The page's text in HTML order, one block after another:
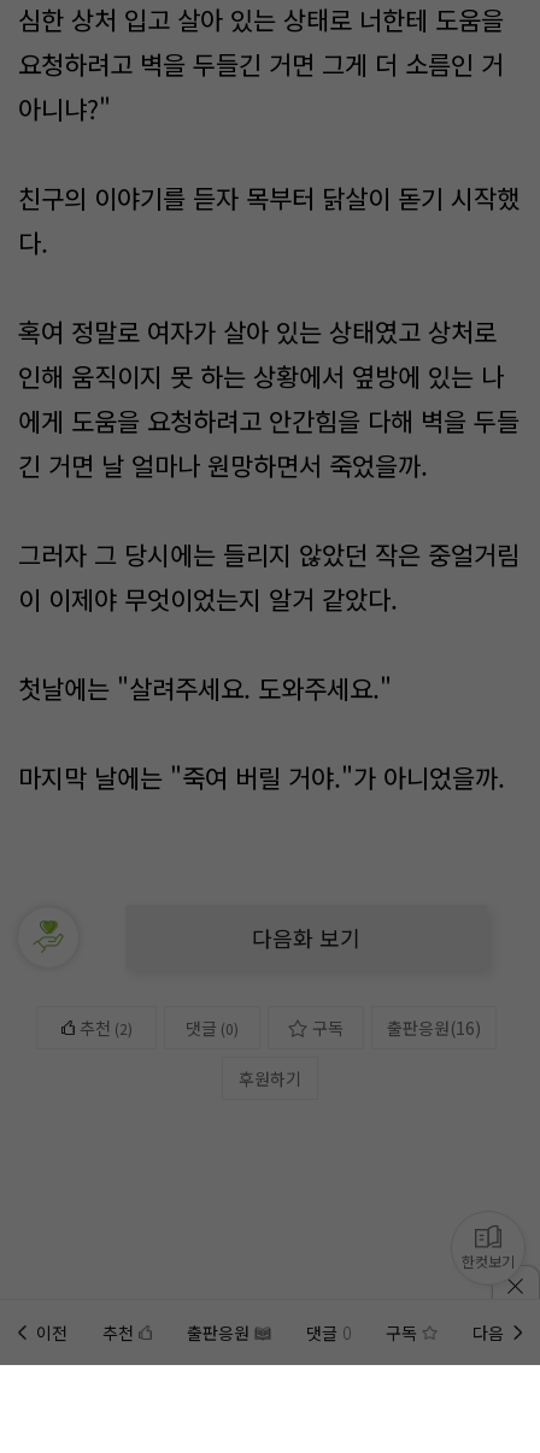
심한 상처 입고 살아 있는 상태로 너한테 도움을
요청하려고 벽을 두들긴 거면 그게 더 소름인 거
아니냐?"
친구의 이야기를 듣자 목부터 닭살이 돋기 시작했
다.
혹여 정말로 여자가 살아 있는 상태였고 상처로
인해 움직이지 못 하는 상황에서 옆방에 있는 나
에게 도움을 요청하려고 안간힘을 다해 벽을 두들
긴 거면 날 얼마나 원망하면서 죽었을까.
그러자 그 당시에는 들리지 않았던 작은 중얼거림
이 이제야 무엇이었는지 알거 같았다.
첫날에는 "살려주세요. 도와주세요."
마지막 날에는 "죽여 버릴 거야."가 아니었을까.
다음화 보기
추천 (2) 댓글 (0) 구독 출판응원(16)
후원하기
이전 추천 출판응원 댓글 0 구독 다음
한컷보기
홈에미노벨 웹추가하기 미노벨 앱설치하기